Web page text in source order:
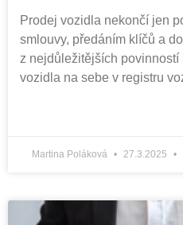
Prodej vozidla nekončí jen
smlouvy, předáním klíčů a
z nejdůležitějších
vozidla na sebe v registru
Martina Poláková 27.3.2025